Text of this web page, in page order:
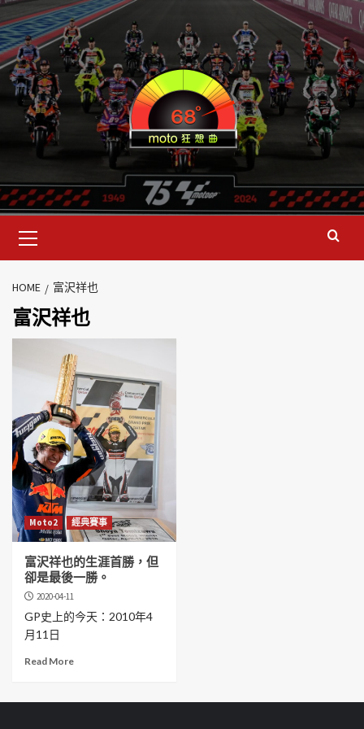
HOME 富沢祥也
富沢祥也
Moto2 經典賽事
富沢祥也的生涯首勝，但
卻是最後一勝。
2020-04-11
GP史上的今天：2010年4
月11日
Read More